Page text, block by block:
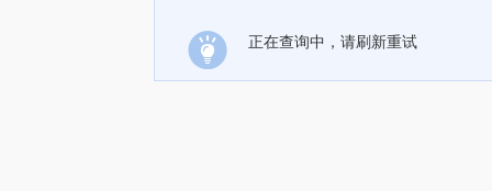
正在查询中，请刷新重试